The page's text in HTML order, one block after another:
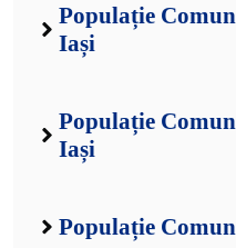
Populație
Iași
Populație
Iași
Populație